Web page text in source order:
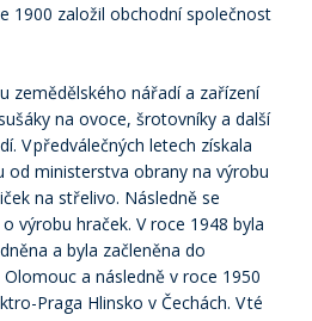
1900 založil obchodní společnost
zemědělského nářadí a zařízení
na ovoce, šrotovníky a další
V předválečných letech získala
od ministerstva obrany na výrobu
na střelivo. Následně se
výrobu hraček. V roce 1948 byla
a byla začleněna do
a následně v roce 1950
Praga Hlinsko v Čechách. V té